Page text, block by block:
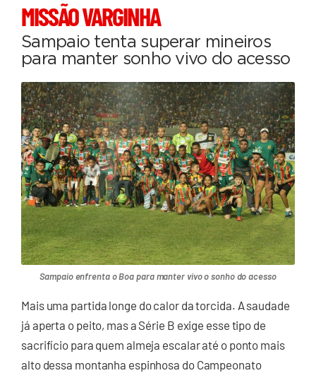
MISSÃO VARGINHA
Sampaio tenta superar mineiros
para manter sonho vivo do acesso
Sampaio enfrenta o Boa para manter vivo o sonho do acesso
Mais uma partida longe do calor da torcida. A saudade
já aperta o peito, mas a Série B exige esse tipo de
sacrifício para quem almeja escalar até o ponto mais
alto dessa montanha espinhosa do Campeonato